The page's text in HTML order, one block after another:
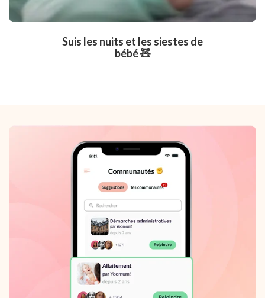
Suis les nuits et les siestes de
bébé 🧸